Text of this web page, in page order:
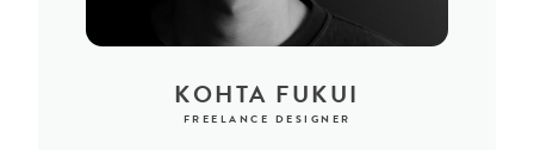
KOHTA FUKUI
FREELANCE DESIGNER